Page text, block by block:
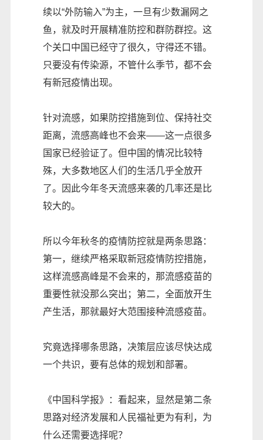
续以“外防输入”为主，一旦有少数漏网之
鱼，就及时开展精准防控和群防群控。这
个关口中国已经守了很久，守得还不错。
只要没有传染源，不管什么季节，都不会
有新冠疫情出现。
针对流感，如果防控措施到位、保持社交
距离，流感高峰也不会来——这一点很多
国家已经验证了。但中国的情况比较特
殊，大多数地区人们的生活几乎全放开
了。因此今年冬天流感来袭的几率还是比
较大的。
所以今年秋冬的疫情防控就是两条思路：
第一，继续严格采取新冠疫情防控措施，
这样流感高峰是不会来的，那流感疫苗的
重要性就没那么突出；第二，全面放开生
产生活，那就最好大范围接种流感疫苗。
究竟选择哪条思路，决策层应该尽快达成
一个共识，要有总体的规划和部署。
《中国科学报》：看起来，显然是第二条
思路对经济发展和人民福祉更为有利，为
什么还需要选择呢？